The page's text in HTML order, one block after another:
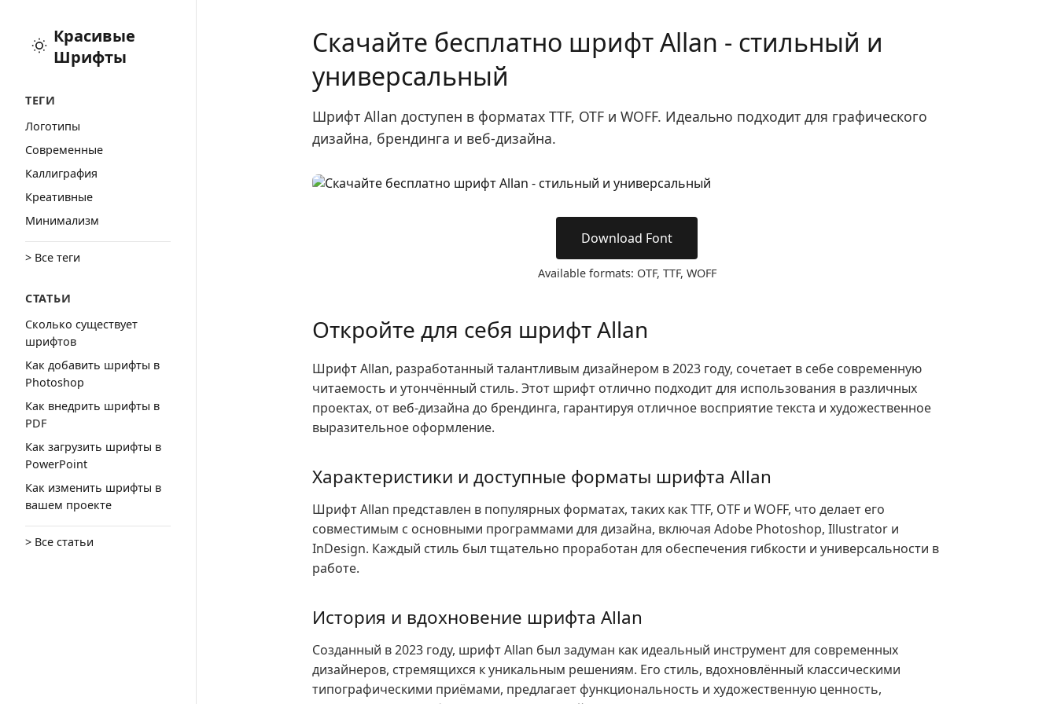
Красивые
Шрифты
ТЕГИ
Логотипы
Cовременные
Каллиграфия
Креативные
Минимализм
> Все теги
СТАТЬИ
Сколько существует
шрифтов
Как добавить шрифты в
Photoshop
Как внедрить шрифты в
PDF
Как загрузить шрифты в
PowerPoint
Как изменить шрифты в
вашем проекте
> Все статьи
Скачайте бесплатно шрифт Allan - стильный и
универсальный
Шрифт Allan доступен в форматах TTF, OTF и WOFF. Идеально подходит для графического
дизайна, брендинга и веб-дизайна.
Download Font
Available formats: OTF, TTF, WOFF
Откройте для себя шрифт Allan
Шрифт Allan, разработанный талантливым дизайнером в 2023 году, сочетает в себе современную
читаемость и утончённый стиль. Этот шрифт отлично подходит для использования в различных
проектах, от веб-дизайна до брендинга, гарантируя отличное восприятие текста и художественное
выразительное оформление.
Характеристики и доступные форматы шрифта Allan
Шрифт Allan представлен в популярных форматах, таких как TTF, OTF и WOFF, что делает его
совместимым с основными программами для дизайна, включая Adobe Photoshop, Illustrator и
InDesign. Каждый стиль был тщательно проработан для обеспечения гибкости и универсальности в
работе.
История и вдохновение шрифта Allan
Созданный в 2023 году, шрифт Allan был задуман как идеальный инструмент для современных
дизайнеров, стремящихся к уникальным решениям. Его стиль, вдохновлённый классическими
типографическими приёмами, предлагает функциональность и художественную ценность,